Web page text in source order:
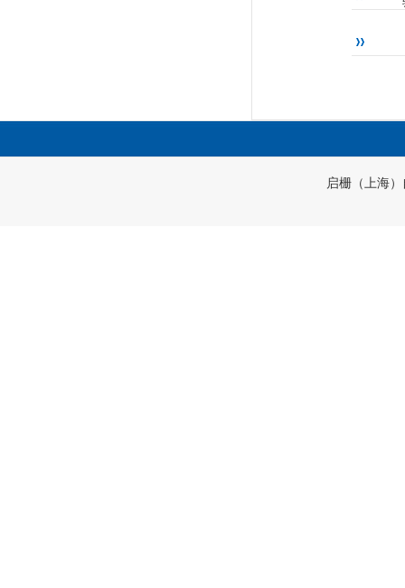
启栅（上海